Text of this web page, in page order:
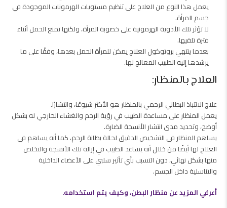
يعمل هذا النوع من العلاج على تنظيم مستويات الهرمونات الموجودة في
جسم المرأة.
لا تؤثر تلك الأدوية الهرمونية على خصوبة المرأة، ولكنها تمنع الحمل أثناء
فترة تلقيها.
بعدما ينتهي بروتوكول العلاج يمكن للمرأة الحمل بعدها، وفقًا على ما
يرشدها إليه الطبيب المعالج لها.
العلاج بالمنظار:
علاج الانتباذ البطاني الرحمي بالمنظار هو الأكثر شيوعًا، وانتشارًا.
يعمل المنظار على مساعدة الطبيب في رؤية الرحم والغشاء الخارجي له بشكل
أوضح، وتحديد مدى انتشار الأنسجة الضارة.
يساهم المنظار في التشخيص الدقيق لحالة بطانة الرحم، كما أنه يساهم في
العلاج لها أيضًا من خلال أنه يساعد الطبيب في إزالة تلك الأنسجة والتخلص
منها بشكل نهائي، دون التسبب بأي تأثير سلبي على الأعضاء الداخلية
والتناسلية داخل الجسم.
أعرفي المزيد عن منظار البطن، وكيف يتم استخدامه.